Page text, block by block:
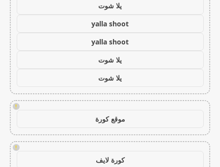
يلا شوت
yalla shoot
yalla shoot
يلا شوت
يلا شوت
!
موقع كورة
!
كورة لايف